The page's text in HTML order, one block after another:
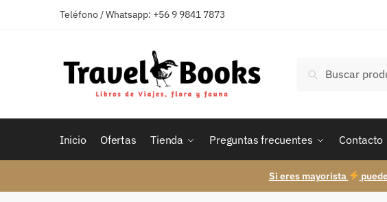
Teléfono / Whatsapp: +56 9 9841 7873
por:
Buscar
Inicio Ofertas Tienda Preguntas frecuentes Contacto
Si eres mayorista